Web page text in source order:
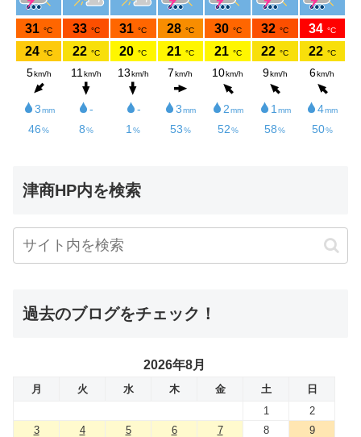
津商HP内を検索
過去のブログをチェック！
2026年8月
月 火 水 木 金 土
日
1
2
3
4 5 6 7 8
9